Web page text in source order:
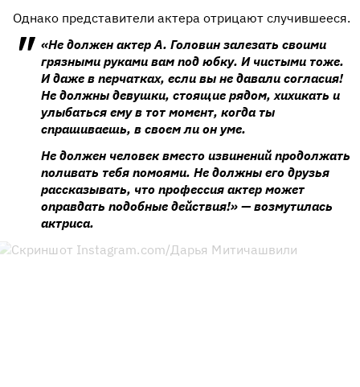
Однако представители актера отрицают случившееся.
«Не должен актер А. Головин залезать своими
грязными руками вам под юбку. И чистыми тоже.
И даже в перчатках, если вы не давали согласия!
Не должны девушки, стоящие рядом, хихикать и
улыбаться ему в тот момент, когда ты
спрашиваешь, в своем ли он уме.
Не должен человек вместо извинений продолжать
поливать тебя помоями. Не должны его друзья
рассказывать, что профессия актер может
оправдать подобные действия!» — возмутилась
актриса.